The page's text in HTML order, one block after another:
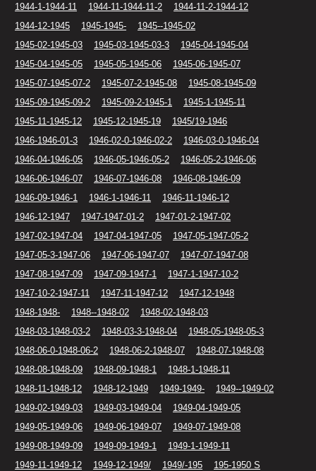
1944-1-1944-11
1944-11-1944-11-2
1944-11-2-1944-12
1944-12-1945
1945-1945-
1945--1945-02
1945-02-1945-03
1945-03-1945-03-3
1945-04-1945-04
1945-04-1945-05
1945-05-1945-06
1945-06-1945-07
1945-07-1945-07-2
1945-07-2-1945-08
1945-08-1945-09
1945-09-1945-09-2
1945-09-2-1945-1
1945-1-1945-11
1945-11-1945-12
1945-12-1945-19
1945/19-1946
1946-1946-01-3
1946-02-0-1946-02-2
1946-03-0-1946-04
1946-04-1946-05
1946-05-1946-05-2
1946-05-2-1946-06
1946-06-1946-07
1946-07-1946-08
1946-08-1946-09
1946-09-1946-1
1946-1-1946-11
1946-11-1946-12
1946-12-1947
1947-1947-01-2
1947-01-2-1947-02
1947-02-1947-04
1947-04-1947-05
1947-05-1947-05-2
1947-05-3-1947-06
1947-06-1947-07
1947-07-1947-08
1947-08-1947-09
1947-09-1947-1
1947-1-1947-10-2
1947-10-2-1947-11
1947-11-1947-12
1947-12-1948
1948-1948-
1948--1948-02
1948-02-1948-03
1948-03-1948-03-2
1948-03-3-1948-04
1948-05-1948-05-3
1948-06-0-1948-06-2
1948-06-2-1948-07
1948-07-1948-08
1948-08-1948-09
1948-09-1948-1
1948-1-1948-11
1948-11-1948-12
1948-12-1949 1949-1949-
1949--1949-02
1949-02-1949-03
1949-03-1949-04
1949-04-1949-05
1949-05-1949-06
1949-06-1949-07
1949-07-1949-08
1949-08-1949-09
1949-09-1949-1
1949-1-1949-11
1949-11-1949-12
1949-12-1949/ 1949/-195
195-1950 S